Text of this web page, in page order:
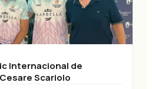
Internacional de
Scariolo